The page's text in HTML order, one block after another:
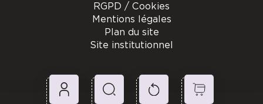
RGPD / Cookies
Mentions légales
Plan du site
Site institutionnel